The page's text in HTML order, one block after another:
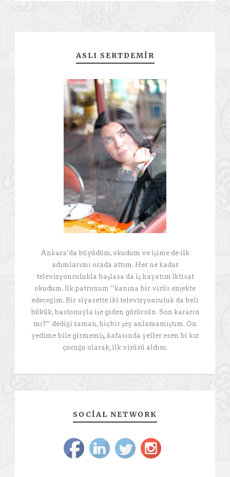
ASLI SERTDEMIR
Ankara’da büyüdüm, okudum ve işime de ilk
adımlarımı orada attım. Her ne kadar
televizyonculukla başlasa da iş hayatım İktisat
okudum. İlk patronum ‘’kanına bir virüs enjekte
edeceğim. Bir siyasette iki televizyonculuk da beli
bükük, bastonuyla işe giden görürsün. Son kararın
mı?’’ dediği zaman, hiçbir şey anlamamıştım. On
yedime bile girmemiş, kafasında yeller esen bi kız
çocuğu olarak, ilk virüsü aldım.
SOCIAL NETWORK